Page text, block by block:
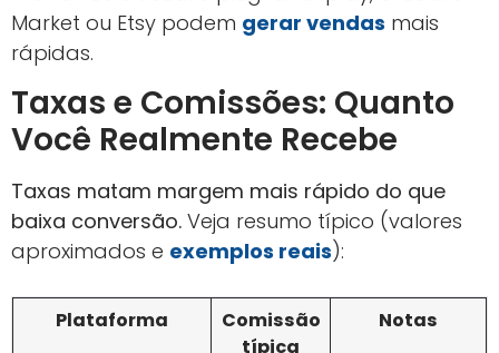
Market ou Etsy podem gerar vendas mais
rápidas.
Taxas e Comissões: Quanto
Você Realmente Recebe
Taxas matam margem mais rápido do que
baixa conversão. Veja resumo típico (valores
aproximados e exemplos reais):
Plataforma
Comissão
típica
Notas